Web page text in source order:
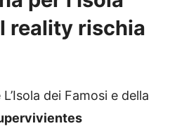
reality rischia
dei Famosi e della